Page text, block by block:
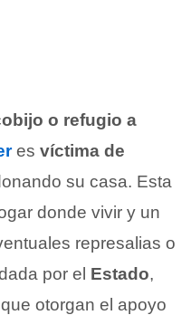
o refugio a
es víctima de
su casa. Esta
donde vivir y un
represalias o
por el Estado,
otorgan el apoyo